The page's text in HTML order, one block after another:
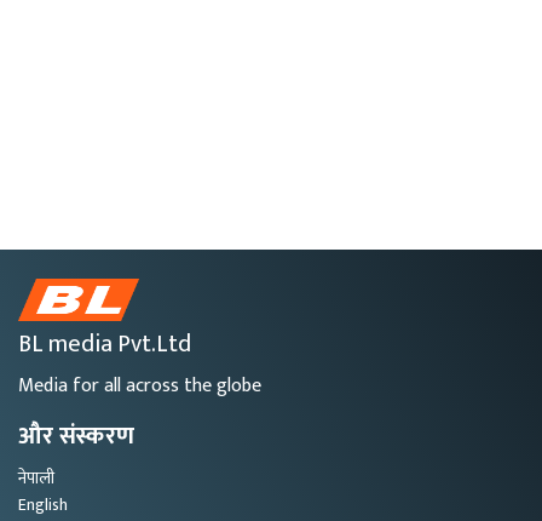
BL media Pvt.Ltd
Media for all across the globe
और संस्करण
नेपाली
English